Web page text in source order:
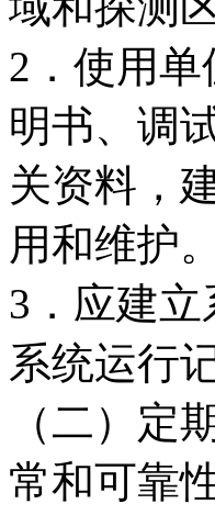
2．使用
明书、调
关资料，
用和维护。
3．应建
系统运行
（二）定
常和可靠